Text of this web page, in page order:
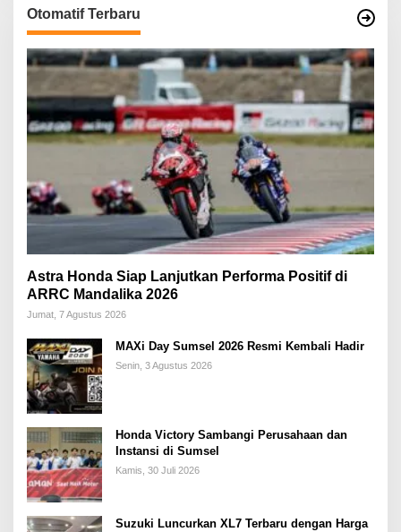
Otomatif Terbaru
Astra Honda Siap Lanjutkan Performa Positif di
ARRC Mandalika 2026
Jumat, 7 Agustus 2026
MAXi Day Sumsel 2026 Resmi Kembali Hadir
Senin, 3 Agustus 2026
Honda Victory Sambangi Perusahaan dan
Instansi di Sumsel
Kamis, 30 Juli 2026
Suzuki Luncurkan XL7 Terbaru dengan Harga